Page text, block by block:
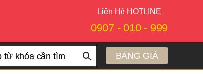
Liên Hệ HOTLINE
0907 - 010 - 999
BẢNG GIÁ